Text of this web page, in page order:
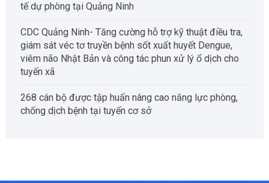
tế dự phòng tại Quảng Ninh
CDC Quảng Ninh- Tăng cường hỗ trợ kỹ thuật điều tra,
giám sát véc tơ truyền bệnh sốt xuất huyết Dengue,
viêm não Nhật Bản và công tác phun xử lý ổ dịch cho
tuyến xã
268 cán bộ được tập huấn nâng cao năng lực phòng,
chống dịch bệnh tại tuyến cơ sở